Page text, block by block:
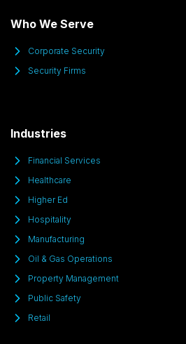
Who We Serve
Corporate Security
Security Firms
Industries
Financial Services
Healthcare
Higher Ed
Hospitality
Manufacturing
Oil & Gas Operations
Property Management
Public Safety
Retail